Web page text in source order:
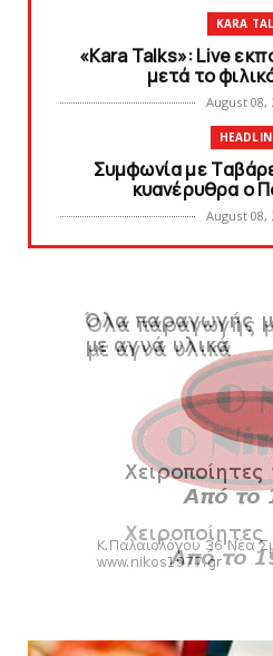
KARA
«Kara Talks»: Live
μετά το
August 08,
Συμφωνία με
κυανέρυθρα ο
August 08,
SLIDE
August 08,
SL2: Η μέρα και ο
August 08,
Δείτε την εκπομπή
August 07,
KARA